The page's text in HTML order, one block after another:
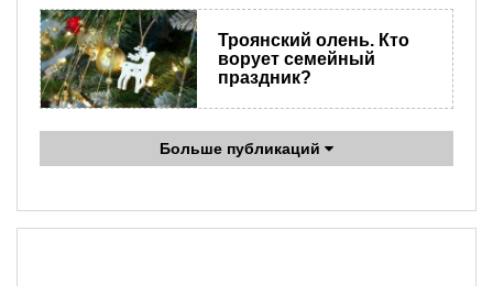
Троянский олень. Кто
ворует семейный
праздник?
Больше публикаций